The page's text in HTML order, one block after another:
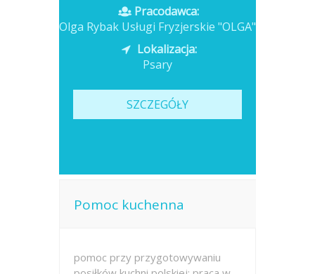
Pracodawca:
Olga Rybak Usługi Fryzjerskie "OLGA"
Lokalizacja:
Psary
SZCZEGÓŁY
Pomoc kuchenna
pomoc przy przygotowywaniu